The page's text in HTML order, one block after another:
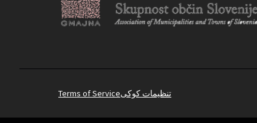
Terms of Serviceتنظیمات کوکی